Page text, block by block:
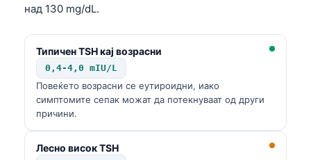
над 130 mg/dL.
Типичен TSH кај возрасни
0,4-4,0 mIU/L
Повеќето возрасни се еутироидни, иако
симптомите сепак можат да потекнуваат од други
причини.
Лесно висок TSH
ગુજરાતી
ಕನ್ನಡ
Bahasa Melayu
Tiếng Việt
ไทย